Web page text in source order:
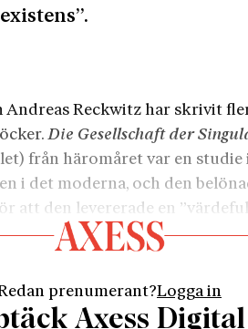
Andreas Reckwitz har skrivit
Die Gesellschaft der
från häromåret var en studie
i det moderna, och den
att den levererade en
vår senmoderna existens”.
till de tongivande på sitt
av det tyska
prenumerant?Logga in
Axess